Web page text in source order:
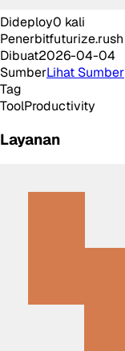
Dideploy0 kali
Penerbitfuturize.rush
Dibuat2026-04-04
SumberLihat Sumber
Tag
ToolProductivity
Layanan